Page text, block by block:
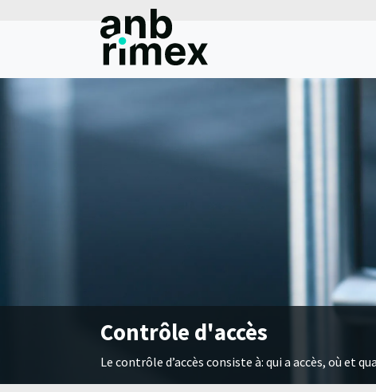
Contrôle d'accès
Le contrôle d’accès consiste à: qui a accès, où et